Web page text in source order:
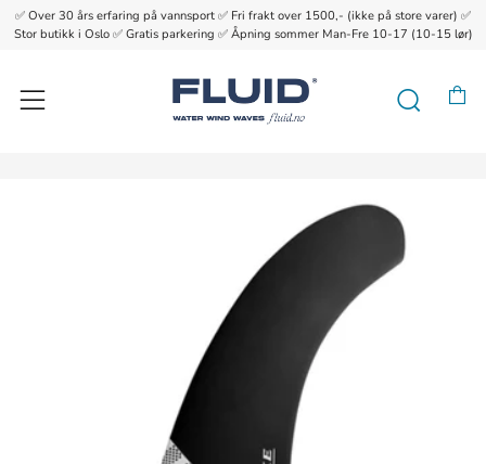
✅ Over 30 års erfaring på vannsport ✅ Fri frakt over 1500,- (ikke på store varer) ✅
Stor butikk i Oslo ✅ Gratis parkering ✅ Åpning sommer Man-Fre 10-17 (10-15 lør)
Meny Søk
{{currency}}{{discount}} undefined